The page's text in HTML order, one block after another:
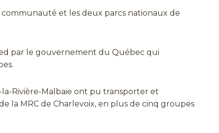
et les deux parcs nationaux de
par le gouvernement du Québec qui
la-Rivière-Malbaie ont pu transporter et
la MRC de Charlevoix, en plus de cinq groupes